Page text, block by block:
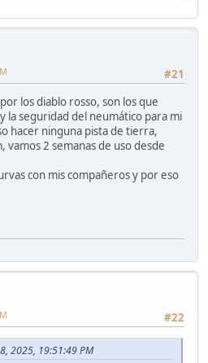
#21
los diablo rosso, son los que
la seguridad del neumático para mi
hacer ninguna pista de tierra,
2 semanas de uso desde
con mis compañeros y por eso
#22
2025, 19:51:49 PM